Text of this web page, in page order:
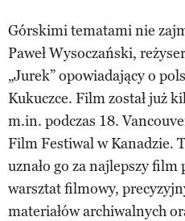
Górskimi tematami nie
Paweł Wysoczański,
„Jurek” opowiadający o
Kukuczce. Film został już
m.in. podczas 18.
Film Festiwal w Kanadzie.
uznało go za najlepszy
warsztat filmowy,
materiałów archiwalnych